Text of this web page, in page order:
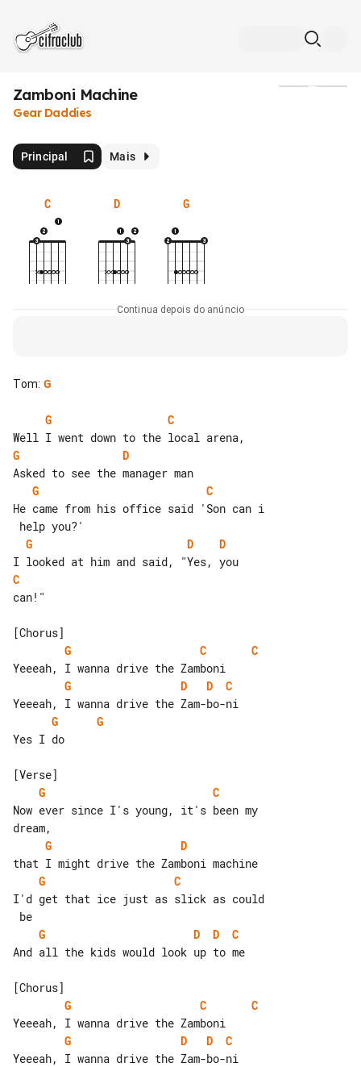
Zamboni Machine
Gear Daddies
Principal Mais
C D G
Continua depois do anúncio
Tom: G
G
C
G
D
G
C
He came from his office said 'Son can i
G
D
D
C
can!"
G
C
C
G
D D
C
G
G
Yes I do
G
C
Now ever since I's young, it's been my
G
D
G
C
I'd get that ice just as slick as could
G
D D
C
And all the kids would look up to me
G
C
C
G
D D
C